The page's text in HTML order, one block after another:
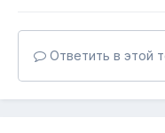
Ответить в этой